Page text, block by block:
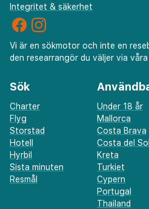
Integritet & säkerhet
Vi är en sökmotor och inte en
den researrangör du väljer via
Sök
Charter
Flyg
Storstad
Hotell
Hyrbil
Sista minuten
Resmål
Under 18 år
Mallorca
Costa Brava
Costa del Sol
Kreta
Turkiet
Cypern
Portugal
Thailand